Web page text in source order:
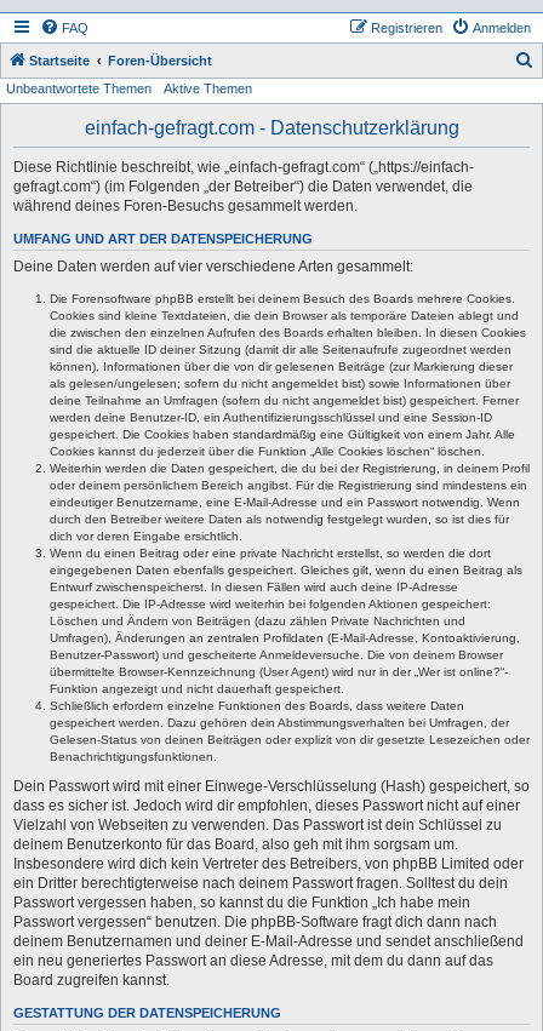
FAQ Anmelden
Registrieren
Startseite Foren-Übersicht
Unbeantwortete Themen Aktive Themen
einfach-gefragt.com - Datenschutzerklärung
Diese Richtlinie beschreibt, wie „einfach-gefragt.com“ („https://einfach-
gefragt.com“) (im Folgenden „der Betreiber“) die Daten verwendet, die
während deines Foren-Besuchs gesammelt werden.
UMFANG UND ART DER DATENSPEICHERUNG
Deine Daten werden auf vier verschiedene Arten gesammelt:
Die Forensoftware phpBB erstellt bei deinem Besuch des Boards mehrere Cookies.
Cookies sind kleine Textdateien, die dein Browser als temporäre Dateien ablegt und
die zwischen den einzelnen Aufrufen des Boards erhalten bleiben. In diesen Cookies
sind die aktuelle ID deiner Sitzung (damit dir alle Seitenaufrufe zugeordnet werden
können), Informationen über die von dir gelesenen Beiträge (zur Markierung dieser
als gelesen/ungelesen; sofern du nicht angemeldet bist) sowie Informationen über
deine Teilnahme an Umfragen (sofern du nicht angemeldet bist) gespeichert. Ferner
werden deine Benutzer-ID, ein Authentifizierungsschlüssel und eine Session-ID
gespeichert. Die Cookies haben standardmäßig eine Gültigkeit von einem Jahr. Alle
Cookies kannst du jederzeit über die Funktion „Alle Cookies löschen“ löschen.
Weiterhin werden die Daten gespeichert, die du bei der Registrierung, in deinem Profil
oder deinem persönlichem Bereich angibst. Für die Registrierung sind mindestens ein
eindeutiger Benutzername, eine E-Mail-Adresse und ein Passwort notwendig. Wenn
durch den Betreiber weitere Daten als notwendig festgelegt wurden, so ist dies für
dich vor deren Eingabe ersichtlich.
Wenn du einen Beitrag oder eine private Nachricht erstellst, so werden die dort
eingegebenen Daten ebenfalls gespeichert. Gleiches gilt, wenn du einen Beitrag als
Entwurf zwischenspeicherst. In diesen Fällen wird auch deine IP-Adresse
gespeichert. Die IP-Adresse wird weiterhin bei folgenden Aktionen gespeichert:
Löschen und Ändern von Beiträgen (dazu zählen Private Nachrichten und
Umfragen), Änderungen an zentralen Profildaten (E-Mail-Adresse, Kontoaktivierung,
Benutzer-Passwort) und gescheiterte Anmeldeversuche. Die von deinem Browser
übermittelte Browser-Kennzeichnung (User Agent) wird nur in der „Wer ist online?“-
Funktion angezeigt und nicht dauerhaft gespeichert.
Schließlich erfordern einzelne Funktionen des Boards, dass weitere Daten
gespeichert werden. Dazu gehören dein Abstimmungsverhalten bei Umfragen, der
Gelesen-Status von deinen Beiträgen oder explizit von dir gesetzte Lesezeichen oder
Benachrichtigungsfunktionen.
Dein Passwort wird mit einer Einwege-Verschlüsselung (Hash) gespeichert, so
dass es sicher ist. Jedoch wird dir empfohlen, dieses Passwort nicht auf einer
Vielzahl von Webseiten zu verwenden. Das Passwort ist dein Schlüssel zu
deinem Benutzerkonto für das Board, also geh mit ihm sorgsam um.
Insbesondere wird dich kein Vertreter des Betreibers, von phpBB Limited oder
ein Dritter berechtigterweise nach deinem Passwort fragen. Solltest du dein
Passwort vergessen haben, so kannst du die Funktion „Ich habe mein
Passwort vergessen“ benutzen. Die phpBB-Software fragt dich dann nach
deinem Benutzernamen und deiner E-Mail-Adresse und sendet anschließend
ein neu generiertes Passwort an diese Adresse, mit dem du dann auf das
Board zugreifen kannst.
GESTATTUNG DER DATENSPEICHERUNG